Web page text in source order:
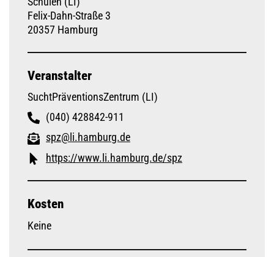
Felix-Dahn-Straße 3
20357 Hamburg
Veranstalter
SuchtPräventionsZentrum (LI)
(040) 428842-911
spz@li.hamburg.de
https://www.li.hamburg.de/spz
Kosten
Keine